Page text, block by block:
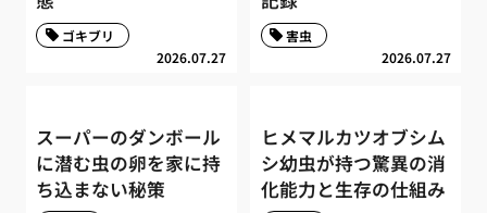
2026.07.27
ゴキブリ
2026.07.27
害虫
スーパーのダンボール
に潜む虫の卵を家に持
ち込まない秘策
ヒメマルカツオブシム
シ幼虫が持つ驚異の消
化能力と生存の仕組み